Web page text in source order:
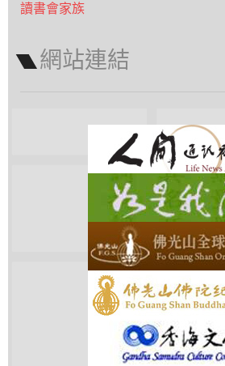
讀書會家族
網站連結